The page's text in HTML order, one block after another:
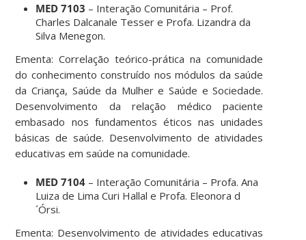
MED 7103 – Interação Comunitária – Prof.
Charles Dalcanale Tesser e Profa. Lizandra da
Silva Menegon.
Ementa: Correlação teórico-prática na comunidade
do conhecimento construído nos módulos da saúde
da Criança, Saúde da Mulher e Saúde e Sociedade.
Desenvolvimento da relação médico paciente
embasado nos fundamentos éticos nas unidades
básicas de saúde. Desenvolvimento de atividades
educativas em saúde na comunidade.
MED 7104 – Interação Comunitária – Profa. Ana
Luiza de Lima Curi Hallal e Profa. Eleonora d
´Órsi.
Ementa: Desenvolvimento de atividades educativas